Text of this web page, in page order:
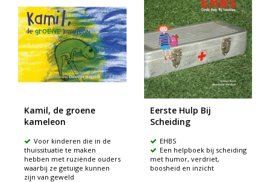
Kamil, de groene
kameleon
Voor kinderen die in de
thuissituatie te maken
hebben met ruziënde ouders
waarbij ze getuige kunnen
zijn van geweld
Eerste Hulp Bij
Scheiding
EHBS
Een helpboek bij scheiding
met humor, verdriet,
boosheid en inzicht